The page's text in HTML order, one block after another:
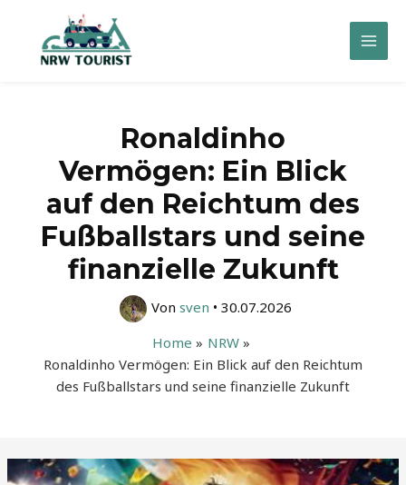
springen
Main
Ronaldinho
Vermögen: Ein Blick
auf den Reichtum des
Fußballstars und seine
finanzielle Zukunft
Von sven • 30.07.2026
Home
NRW
Ronaldinho Vermögen: Ein Blick auf den Reichtum
des Fußballstars und seine finanzielle Zukunft